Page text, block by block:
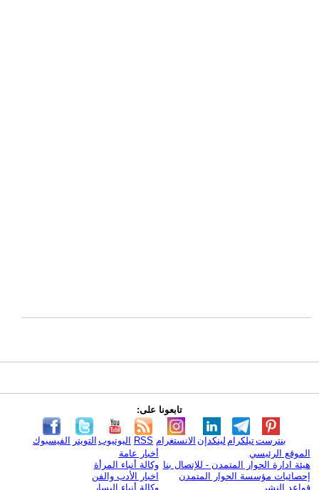
تابعونا على:
الفيسبوك التويتر اليوتيوب RSS الانستغرام لينكدإن تيلكرامبنترست
الموقع الرئيسي
هيئة ادارة الحوار المتمدن - للإتصال بنا
إحصائيات مؤسسة الحوار المتمدن
قواعد النشر
أخبار عامة
وكالة أنباء المرأة
اخبار الأدب والفن
وكالة أنباء اليسار